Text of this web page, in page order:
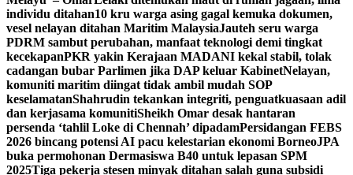
individu ditahan10 kru warga asing gagal kemuka dokumen,
vesel nelayan ditahan Maritim MalaysiaJauteh seru warga
PDRM sambut perubahan, manfaat teknologi demi tingkat
kecekapanPKR yakin Kerajaan MADANI kekal stabil, tolak
cadangan bubar Parlimen jika DAP keluar KabinetNelayan,
komuniti maritim diingat tidak ambil mudah SOP
keselamatanShahrudin tekankan integriti, penguatkuasaan adil
dan kerjasama komunitiSheikh Omar desak hantaran
persenda ‘tahlil Loke di Chennah’ dipadamPersidangan FEBS
2026 bincang potensi AI pacu kelestarian ekonomi BorneoJPA
buka permohonan Dermasiswa B40 untuk lepasan SPM
2025Tiga pekerja stesen minyak ditahan salah guna subsidi